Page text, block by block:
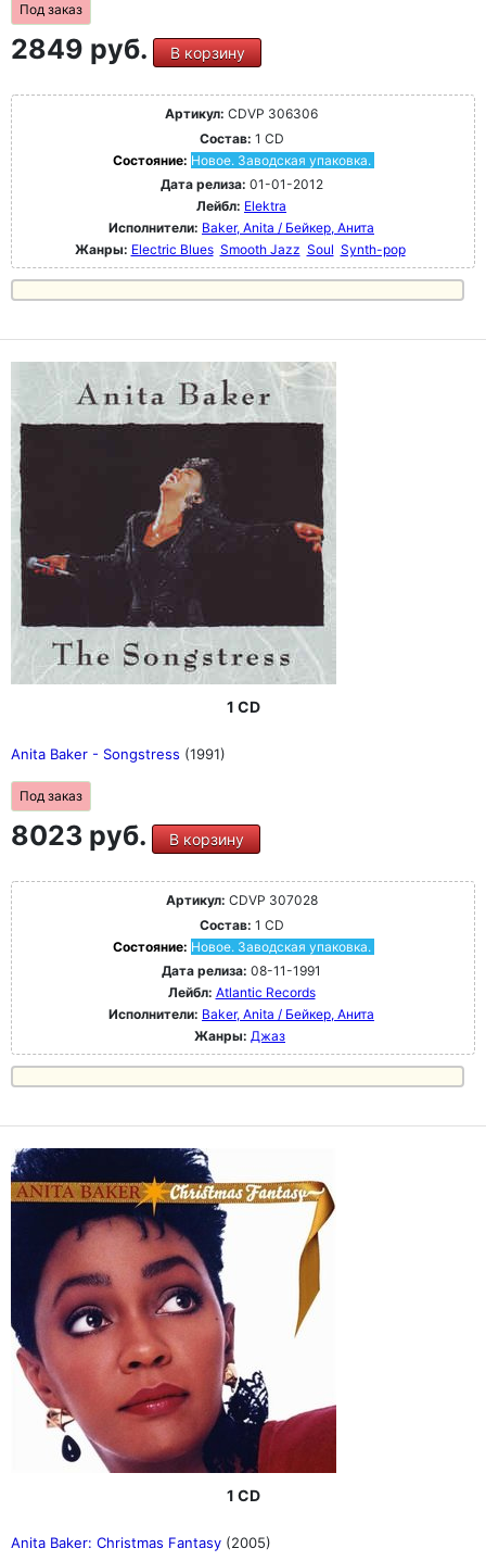
Под заказ
2849 руб. В корзину
Артикул: CDVP 306306
Состав: 1 CD
Состояние: Новое. Заводская упаковка.
Дата релиза: 01-01-2012
Лейбл: Elektra
Исполнители: Baker, Anita / Бейкер, Анита
Жанры: Electric Blues Smooth Jazz Soul Synth-pop
1 CD
Anita Baker - Songstress (1991)
Под заказ
8023 руб. В корзину
Артикул: CDVP 307028
Состав: 1 CD
Состояние: Новое. Заводская упаковка.
Дата релиза: 08-11-1991
Лейбл: Atlantic Records
Исполнители: Baker, Anita / Бейкер, Анита
Жанры: Джаз
1 CD
Anita Baker: Christmas Fantasy (2005)